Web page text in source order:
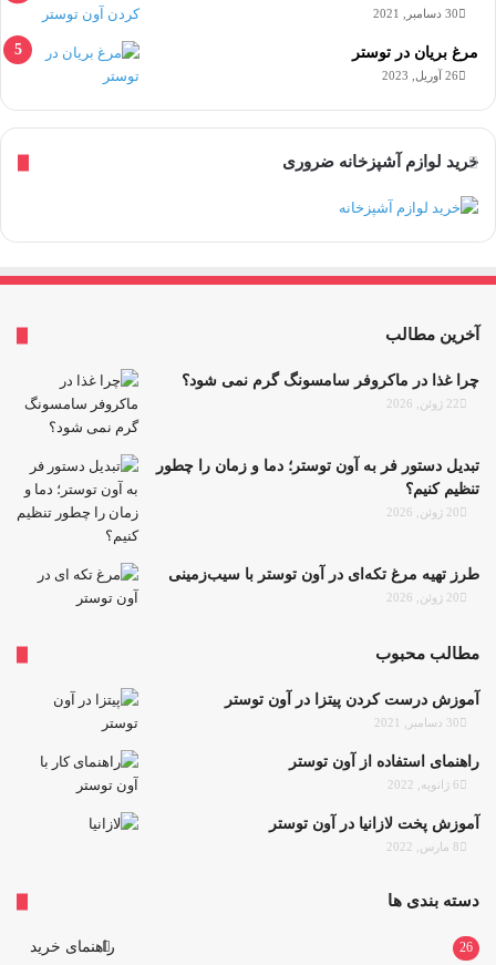
30 دسامبر, 2021
مرغ بریان در توستر
26 آوریل, 2023
خرید لوازم آشپزخانه ضروری
آخرین مطالب
چرا غذا در ماکروفر سامسونگ گرم نمی شود؟
22 ژوئن, 2026
تبدیل دستور فر به آون توستر؛ دما و زمان را چطور
تنظیم کنیم؟
20 ژوئن, 2026
طرز تهیه مرغ تکه‌ای در آون توستر با سیب‌زمینی
20 ژوئن, 2026
مطالب محبوب
آموزش درست کردن پیتزا در آون توستر
30 دسامبر, 2021
راهنمای استفاده از آون توستر
6 ژانویه, 2022
آموزش پخت لازانیا در آون توستر
8 مارس, 2022
دسته بندی ها
راهنمای خرید 26